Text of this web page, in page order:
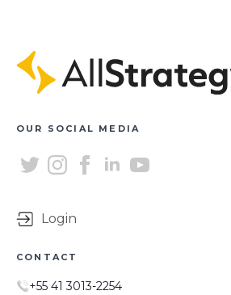
OUR SOCIAL MEDIA
Login
CONTACT
+55 41 3013-2254